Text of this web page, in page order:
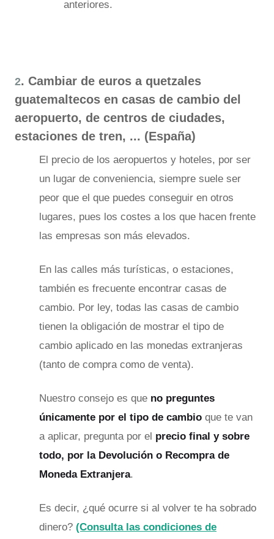
anteriores.
2. Cambiar de euros a quetzales
guatemaltecos en casas de cambio del
aeropuerto, de centros de ciudades,
estaciones de tren, ... (España)
El precio de los aeropuertos y hoteles, por ser
un lugar de conveniencia, siempre suele ser
peor que el que puedes conseguir en otros
lugares, pues los costes a los que hacen frente
las empresas son más elevados.
En las calles más turísticas, o estaciones,
también es frecuente encontrar casas de
cambio. Por ley, todas las casas de cambio
tienen la obligación de mostrar el tipo de
cambio aplicado en las monedas extranjeras
(tanto de compra como de venta).
Nuestro consejo es que no preguntes
únicamente por el tipo de cambio que te van
a aplicar, pregunta por el precio final y sobre
todo, por la Devolución o Recompra de
Moneda Extranjera.
Es decir, ¿qué ocurre si al volver te ha sobrado
dinero? (Consulta las condiciones de